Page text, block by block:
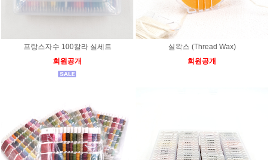
프랑스자수 100칼라 실세트
회원공개
실왁스 (Thread Wax)
회원공개